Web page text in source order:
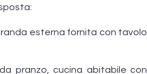
esterna fornita con tavolo
pranzo, cucina abitabile con